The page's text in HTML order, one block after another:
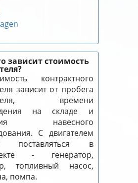
зависит стоимость
контрактного
зависит от пробега
времени
на складе и
навесного
С двигателем
поставляться в
- генератор,
топливный насос,
помпа.